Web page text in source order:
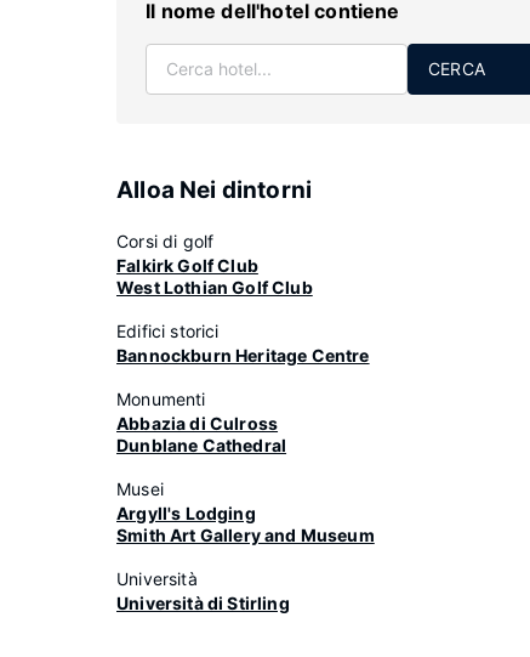
Il nome dell'hotel contiene
CERCA
Alloa Nei dintorni
Corsi di golf
Falkirk Golf Club
West Lothian Golf Club
Edifici storici
Bannockburn Heritage Centre
Monumenti
Abbazia di Culross
Dunblane Cathedral
Musei
Argyll's Lodging
Smith Art Gallery and Museum
Università
Università di Stirling